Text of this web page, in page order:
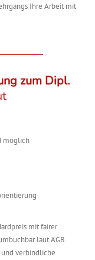
Ihre Arbeit mit
zum Dipl.
möglich
mit fairer
laut AGB
verbindliche